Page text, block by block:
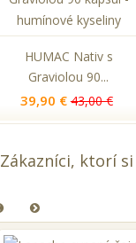
HUMAC Nativ s
Graviolou 90...
39,90 € 43,00 €
Zákazníci, ktorí